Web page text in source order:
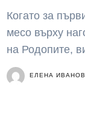
Когато за
месо върху
на Родопите,
ЕЛЕНА